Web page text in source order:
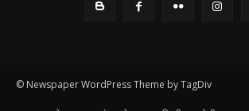
© Newspaper WordPress Theme by TagDiv